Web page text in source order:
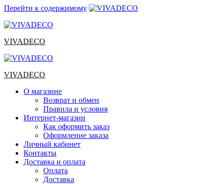
Перейти к содержимому
VIVADECO
VIVADECO
О магазине
Возврат и обмен
Правила и условия
Интернет-магазин
Как оформить заказ
Оформление заказа
Личный кабинет
Контакты
Доставка и оплата
Оплата
Доставка